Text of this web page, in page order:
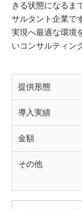
きる状態になるま
サルタント企業で
実現へ最適な環境
いコンサルティン
提供形態
導入実績
金額
その他